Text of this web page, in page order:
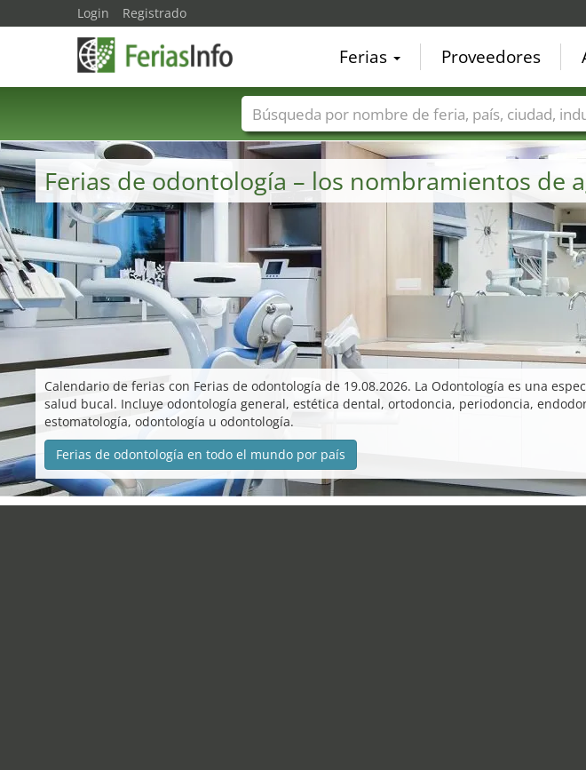
Ferias de odontología – los nombramientos de
Calendario de ferias con Ferias de odontología de 19.08.2026. La Odontología es una
salud bucal. Incluye odontología general, estética dental, ortodoncia, periodoncia,
estomatología, odontología u odontología.
Ferias de odontología en todo el mundo por país
Login Registrado
Ferias Proveedores
Nombres de ferias Países Ciudades